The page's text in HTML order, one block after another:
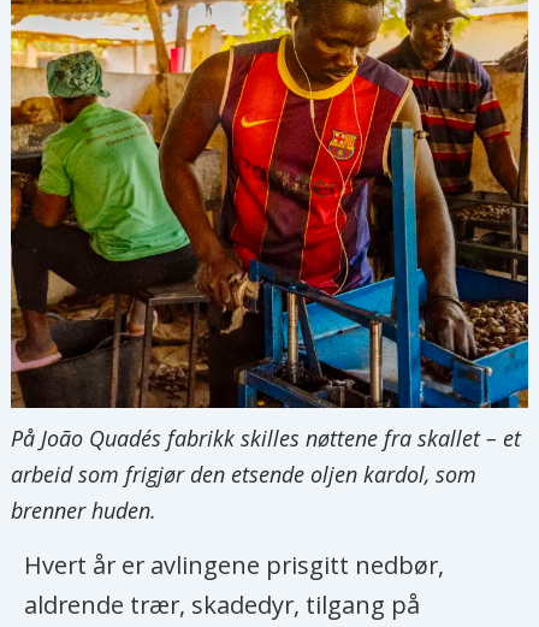
På João Quadés fabrikk skilles nøttene fra skallet – et
arbeid som frigjør den etsende oljen kardol, som
brenner huden.
Hvert år er avlingene prisgitt nedbør,
aldrende trær, skadedyr, tilgang på